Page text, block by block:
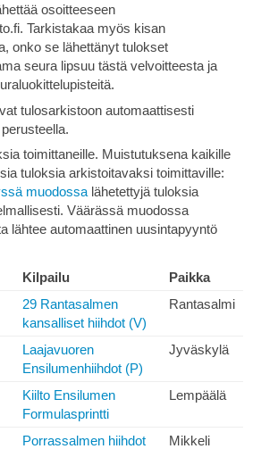
osoitteeseen
Tarkistakaa myös kisan
onko se lähettänyt tulokset
seura lipsuu tästä velvoitteesta ja
tulosarkistoon automaattisesti
toimittaneille. Muistutuksena kaikille
tuloksia arkistoitavaksi toimittaville:
muodossa lähetettyjä tuloksia
Väärässä muodossa
lähtee automaattinen uusintapyyntö
Kilpailu
Paikka
29 Rantasalmen
kansalliset hiihdot (V)
Rantasalmi
Laajavuoren
Ensilumenhiihdot (P)
Jyväskylä
Kiilto Ensilumen
Formulasprintti
Lempäälä
Porrassalmen hiihdot
Mikkeli